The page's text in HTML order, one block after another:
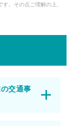
。その点ご理解の上、
交通事